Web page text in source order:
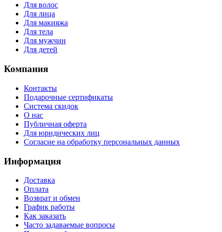
Для волос
Для лица
Для макияжа
Для тела
Для мужчин
Для детей
Компания
Контакты
Подарочные сертификаты
Система скидок
О нас
Публичная оферта
Для юридических лиц
Согласие на обработку персональных данных
Информация
Доставка
Оплата
Возврат и обмен
График работы
Как заказать
Часто задаваемые вопросы